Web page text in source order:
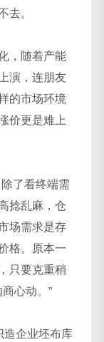
。
，随着产能
演，连朋友
的市场环境
价更是难上
了看终端需
捻乱麻，仓
场需求是存
格。原本一
只要克重稍
心动。”
企业坯布库